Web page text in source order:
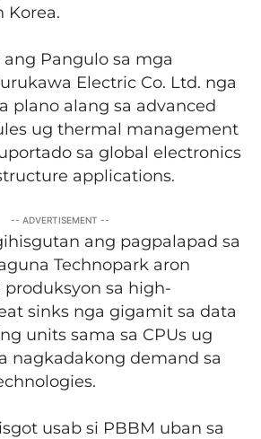
Korea.
Pangulo sa mga
Electric Co. Ltd. nga
plano alang sa advanced
ug thermal management
sa global electronics
applications.
-- ADVERTISEMENT --
ang pagpalapad sa
Technopark aron
sa high-
sinks nga gigamit sa data
units sama sa CPUs ug
nagkadakong demand sa
usab si PBBM uban sa